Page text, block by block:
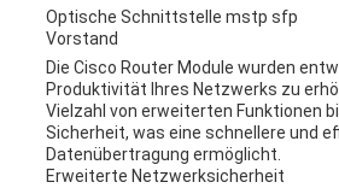
Optische Schnittstelle mstp sfp
Vorstand
Die Cisco Router Module wurden
Produktivität Ihres Netzwerks zu
Vielzahl von erweiterten Funktionen
Sicherheit, was eine schnellere und
Datenübertragung ermöglicht.
Erweiterte Netzwerksicherheit